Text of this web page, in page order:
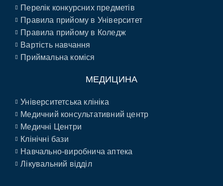
Перелік конкурсних предметів
Правила прийому в Університет
Правила прийому в Коледж
Вартість навчання
Приймальна коміся
МЕДИЦИНА
Університетська клініка
Медичний консультативний центр
Медичні Центри
Клінічні бази
Навчально-виробнича аптека
Лікувальний відділ